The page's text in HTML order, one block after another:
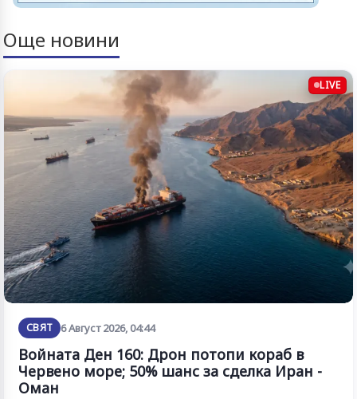
Още новини
LIVE
СВЯТ 6 Август 2026, 04:44
Войната Ден 160: Дрон потопи кораб в
Червено море; 50% шанс за сделка Иран -
Оман